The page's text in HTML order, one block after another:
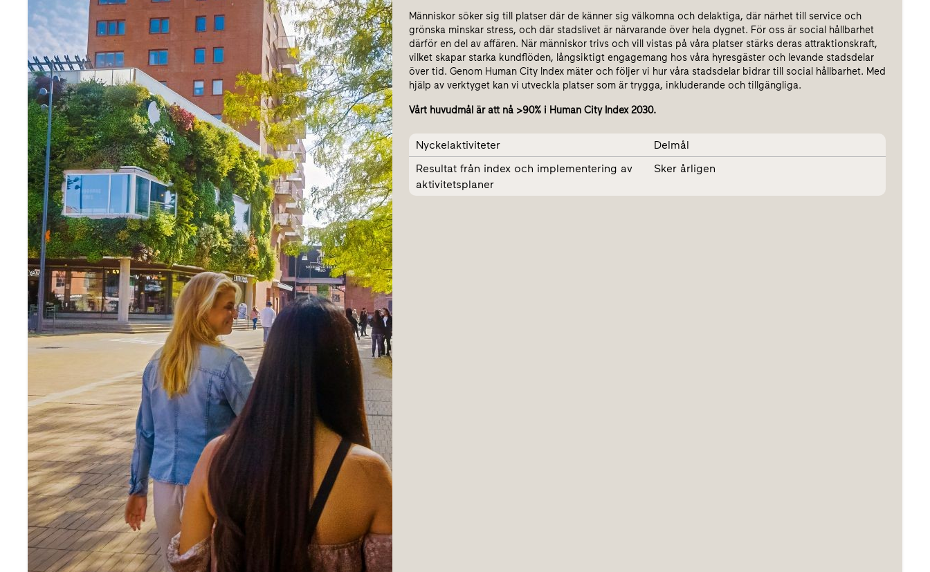
Människor söker sig till platser där de känner sig välkomna och delaktiga, där närhet till service och
grönska minskar stress, och där stadslivet är närvarande över hela dygnet. För oss är social hållbarhet
därför en del av affären. När människor trivs och vill vistas på våra platser stärks deras attraktionskraft,
vilket skapar starka kundflöden, långsiktigt engagemang hos våra hyresgäster och levande stadsdelar
över tid. Genom Human City Index mäter och följer vi hur våra stadsdelar bidrar till social hållbarhet. Med
hjälp av verktyget kan vi utveckla platser som är trygga, inkluderande och tillgängliga.
Vårt huvudmål är att nå >90% i Human City Index 2030.
Nyckelaktiviteter
Delmål
Resultat från index och implementering av
aktivitetsplaner
Sker årligen